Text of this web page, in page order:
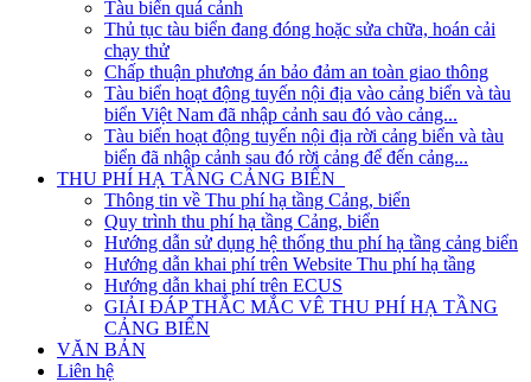
Tàu biển quá cảnh
Thủ tục tàu biển đang đóng hoặc sửa chữa, hoán cải
chạy thử
Chấp thuận phương án bảo đảm an toàn giao thông
Tàu biển hoạt động tuyến nội địa vào cảng biển và tàu
biển Việt Nam đã nhập cảnh sau đó vào cảng...
Tàu biển hoạt động tuyến nội địa rời cảng biển và tàu
biển đã nhập cảnh sau đó rời cảng để đến cảng...
THU PHÍ HẠ TẦNG CẢNG BIỂN
Thông tin về Thu phí hạ tầng Cảng, biển
Quy trình thu phí hạ tầng Cảng, biển
Hướng dẫn sử dụng hệ thống thu phí hạ tầng cảng biển
Hướng dẫn khai phí trên Website Thu phí hạ tầng
Hướng dẫn khai phí trên ECUS
GIẢI ĐÁP THẮC MẮC VÊ THU PHÍ HẠ TẦNG
CẢNG BIỂN
VĂN BẢN
Liên hệ